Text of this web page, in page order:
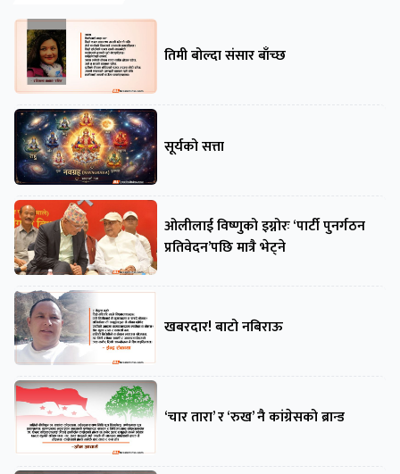
तिमी बोल्दा संसार बाँच्छ
सूर्यको सत्ता
ओलीलाई विष्णुको इग्नोरः ‘पार्टी पुनर्गठन
प्रतिवेदन’पछि मात्रै भेट्ने
खबरदार! बाटो नबिराऊ
‘चार तारा’ र ‘रुख’ नै कांग्रेसको ब्रान्ड